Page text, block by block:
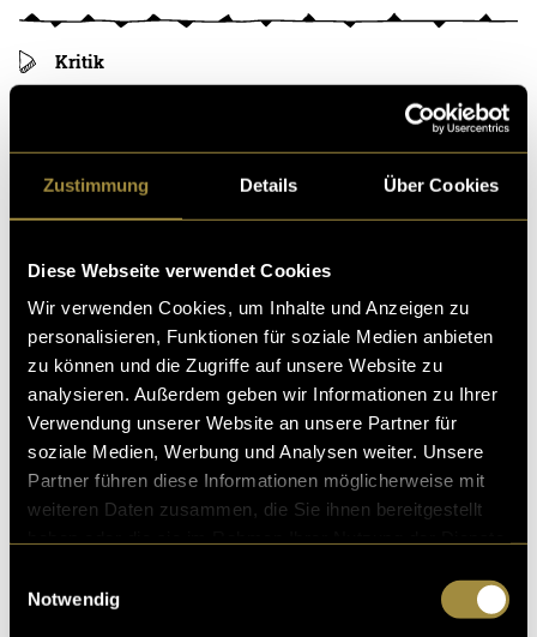
Zustimmung Details Über Cookies
Diese Webseite verwendet Cookies
Wir verwenden Cookies, um Inhalte und Anzeigen zu
personalisieren, Funktionen für soziale Medien anbieten
zu können und die Zugriffe auf unsere Website zu
analysieren. Außerdem geben wir Informationen zu Ihrer
Verwendung unserer Website an unsere Partner für
soziale Medien, Werbung und Analysen weiter. Unsere
Partner führen diese Informationen möglicherweise mit
weiteren Daten zusammen, die Sie ihnen bereitgestellt
Notwendig
Kritik
Ähnliche Artikel